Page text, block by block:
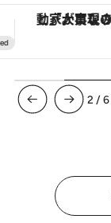
3 /6